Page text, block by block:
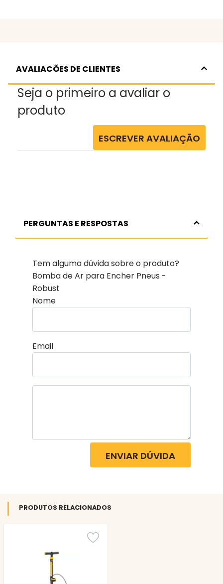
AVALIACÕES DE CLIENTES
Seja o primeiro a avaliar o
produto
ESCREVER AVALIAÇÃO
PERGUNTAS E RESPOSTAS
Tem alguma dúvida sobre o produto?
Bomba de Ar para Encher Pneus -
Robust
Nome
Email
ENVIAR DÚVIDA
PRODUTOS RELACIONADOS